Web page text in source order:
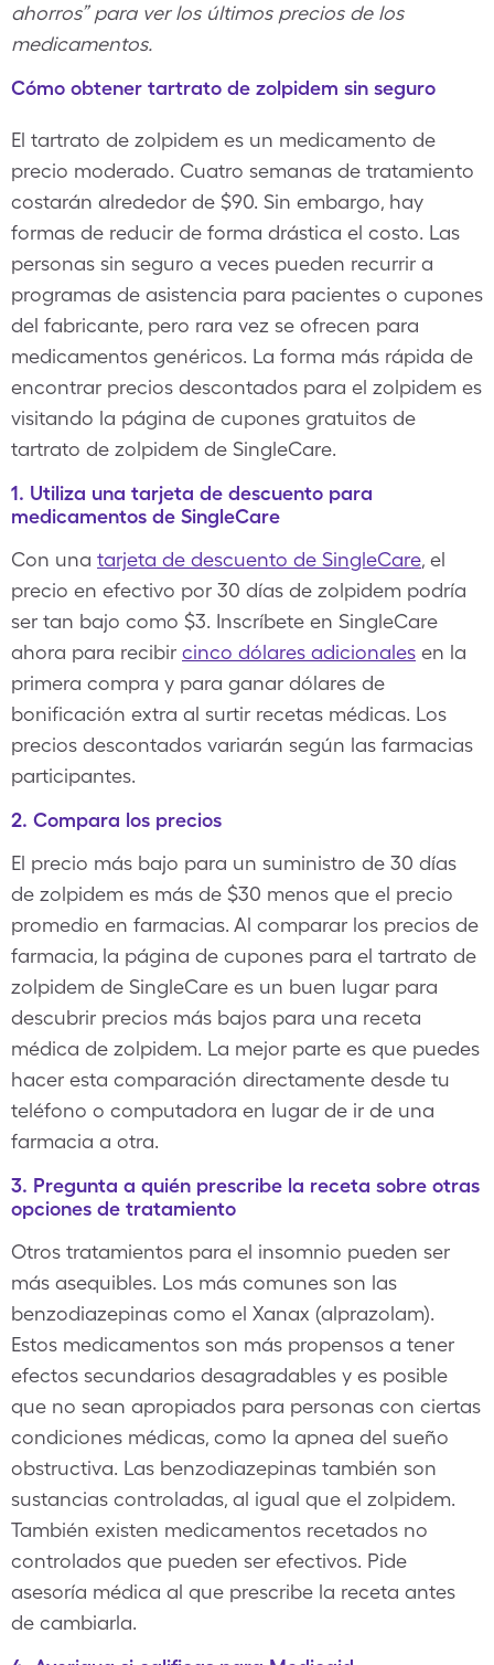
ahorros” para ver los últimos precios de los
medicamentos.
Cómo obtener tartrato de zolpidem sin seguro
El tartrato de zolpidem es un medicamento de
precio moderado. Cuatro semanas de tratamiento
costarán alrededor de $90. Sin embargo, hay
formas de reducir de forma drástica el costo. Las
personas sin seguro a veces pueden recurrir a
programas de asistencia para pacientes o cupones
del fabricante, pero rara vez se ofrecen para
medicamentos genéricos. La forma más rápida de
encontrar precios descontados para el zolpidem es
visitando la página de cupones gratuitos de
tartrato de zolpidem de SingleCare.
1. Utiliza una tarjeta de descuento para
medicamentos de SingleCare
Con una tarjeta de descuento de SingleCare, el
precio en efectivo por 30 días de zolpidem podría
ser tan bajo como $3. Inscríbete en SingleCare
ahora para recibir cinco dólares adicionales en la
primera compra y para ganar dólares de
bonificación extra al surtir recetas médicas. Los
precios descontados variarán según las farmacias
participantes.
2. Compara los precios
El precio más bajo para un suministro de 30 días
de zolpidem es más de $30 menos que el precio
promedio en farmacias. Al comparar los precios de
farmacia, la página de cupones para el tartrato de
zolpidem de SingleCare es un buen lugar para
descubrir precios más bajos para una receta
médica de zolpidem. La mejor parte es que puedes
hacer esta comparación directamente desde tu
teléfono o computadora en lugar de ir de una
farmacia a otra.
3. Pregunta a quién prescribe la receta sobre otras
opciones de tratamiento
Otros tratamientos para el insomnio pueden ser
más asequibles. Los más comunes son las
benzodiazepinas como el Xanax (alprazolam).
Estos medicamentos son más propensos a tener
efectos secundarios desagradables y es posible
que no sean apropiados para personas con ciertas
condiciones médicas, como la apnea del sueño
obstructiva. Las benzodiazepinas también son
sustancias controladas, al igual que el zolpidem.
También existen medicamentos recetados no
controlados que pueden ser efectivos. Pide
asesoría médica al que prescribe la receta antes
de cambiarla.